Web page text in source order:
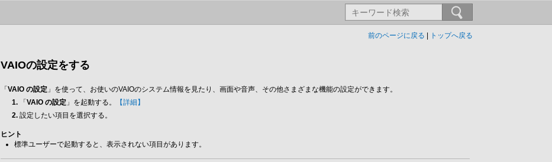
前のページに戻る トップへ戻る
VAIOの設定をする
「VAIO の設定 」を使って、お使いのVAIOのシステム情報を見たり、画面や音声、その他さまざまな機能の設定ができます。
「VAIO の設定 」を起動する。
【詳細】
設定したい項目を選択する。
ヒント
標準ユーザーで起動すると、表示されない項目があります。